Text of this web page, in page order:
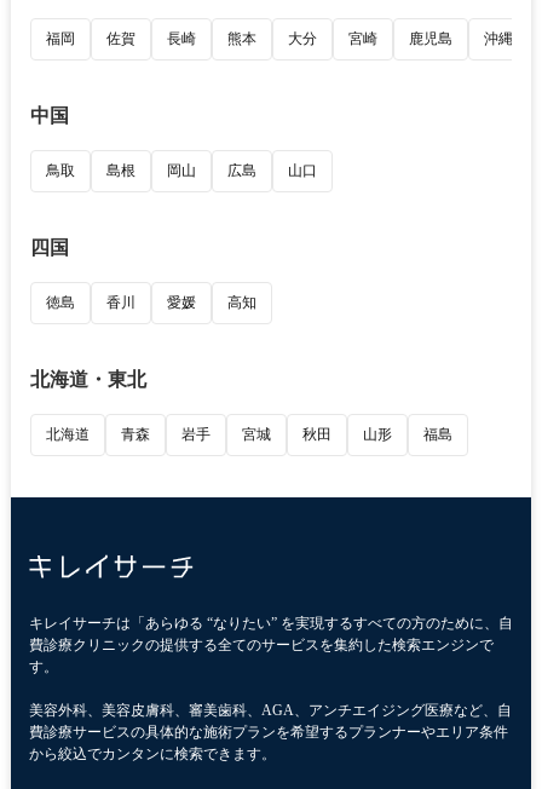
福岡 佐賀 長崎 熊本 大分 宮崎 鹿児島 沖縄
中国
鳥取 島根 岡山 広島 山口
四国
徳島 香川 愛媛 高知
北海道・東北
北海道 青森 岩手 宮城 秋田 山形 福島
キレイサーチは「あらゆる “なりたい” を実現するすべての方のために、自
費診療クリニックの提供する全てのサービスを集約した検索エンジンで
す。
美容外科、美容皮膚科、審美歯科、AGA、アンチエイジング医療など、自
費診療サービスの具体的な施術プランを希望するプランナーやエリア条件
から絞込でカンタンに検索できます。